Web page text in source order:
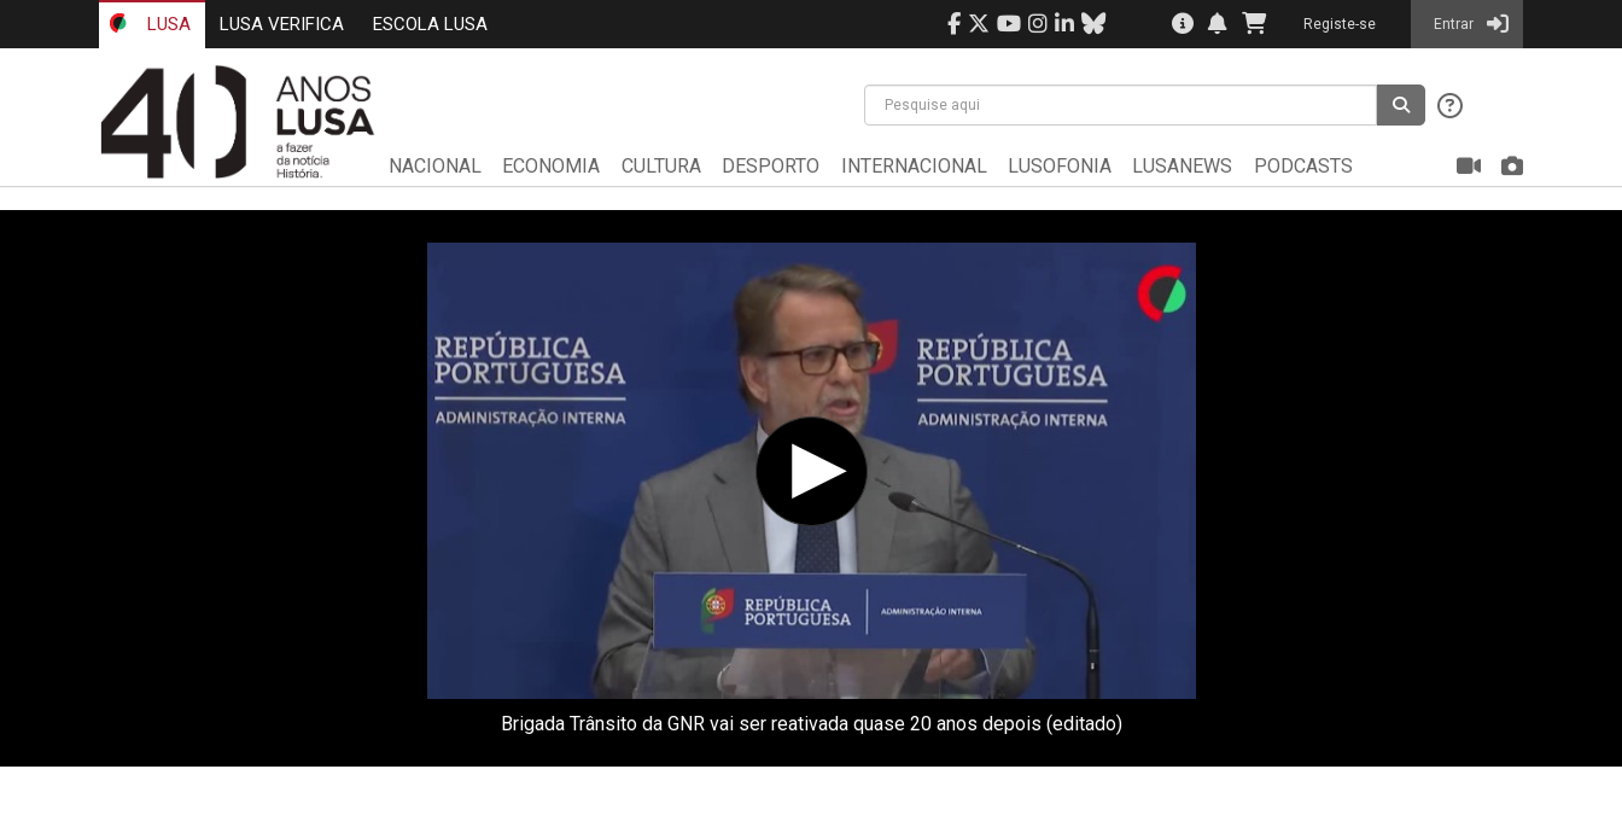
LUSA LUSA VERIFICA ESCOLA LUSA Registe-se Entrar
NACIONAL ECONOMIA CULTURA DESPORTO INTERNACIONAL LUSOFONIA LUSANEWS PODCASTS
Brigada Trânsito da GNR vai ser reativada quase 20 anos depois (editado)